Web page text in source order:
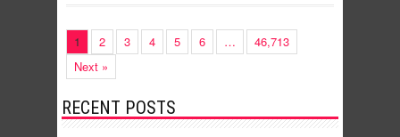
1 2 3 4 5 6 …
46,713
Next »
RECENT POSTS